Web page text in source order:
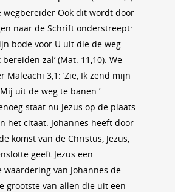
wegbereider Ook dit wordt door
naar de Schrift onderstreept:
bode voor U uit die de weg
zal’ (Mat. 11,10). We
Maleachi 3,1: ‘Zie, Ik zend mijn
uit de weg te banen.’
staat nu Jezus op de plaats
het citaat. Johannes heeft door
komst van de Christus, Jezus,
geeft Jezus een
waardering van Johannes de
grootste van allen die uit een